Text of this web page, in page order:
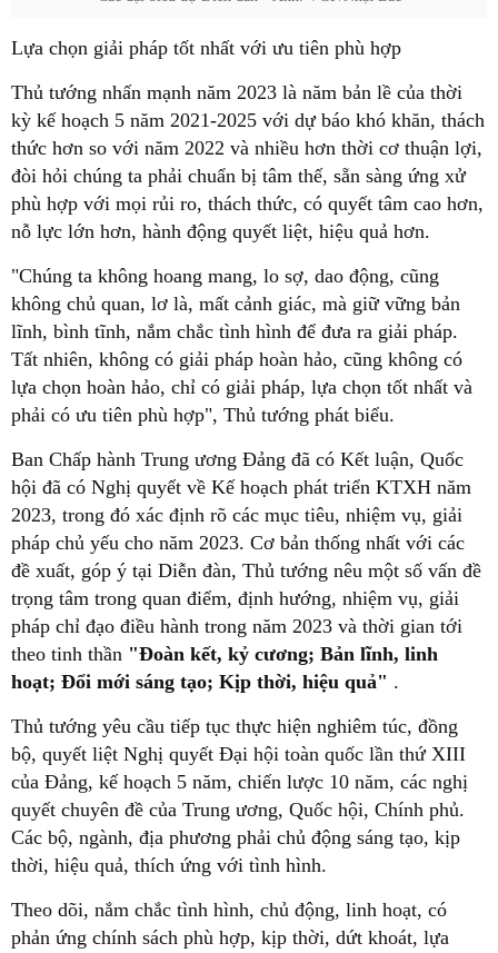
Lựa chọn giải pháp tốt nhất với ưu tiên phù hợp
Thủ tướng nhấn mạnh năm 2023 là năm bản lề của thời
kỳ kế hoạch 5 năm 2021-2025 với dự báo khó khăn, thách
thức hơn so với năm 2022 và nhiều hơn thời cơ thuận lợi,
đòi hỏi chúng ta phải chuẩn bị tâm thế, sẵn sàng ứng xử
phù hợp với mọi rủi ro, thách thức, có quyết tâm cao hơn,
nỗ lực lớn hơn, hành động quyết liệt, hiệu quả hơn.
"Chúng ta không hoang mang, lo sợ, dao động, cũng
không chủ quan, lơ là, mất cảnh giác, mà giữ vững bản
lĩnh, bình tĩnh, nắm chắc tình hình để đưa ra giải pháp.
Tất nhiên, không có giải pháp hoàn hảo, cũng không có
lựa chọn hoàn hảo, chỉ có giải pháp, lựa chọn tốt nhất và
phải có ưu tiên phù hợp", Thủ tướng phát biểu.
Ban Chấp hành Trung ương Đảng đã có Kết luận, Quốc
hội đã có Nghị quyết về Kế hoạch phát triển KTXH năm
2023, trong đó xác định rõ các mục tiêu, nhiệm vụ, giải
pháp chủ yếu cho năm 2023. Cơ bản thống nhất với các
đề xuất, góp ý tại Diễn đàn, Thủ tướng nêu một số vấn đề
trọng tâm trong quan điểm, định hướng, nhiệm vụ, giải
pháp chỉ đạo điều hành trong năm 2023 và thời gian tới
theo tinh thần "Đoàn kết, kỷ cương; Bản lĩnh, linh
hoạt; Đổi mới sáng tạo; Kịp thời, hiệu quả" .
Thủ tướng yêu cầu tiếp tục thực hiện nghiêm túc, đồng
bộ, quyết liệt Nghị quyết Đại hội toàn quốc lần thứ XIII
của Đảng, kế hoạch 5 năm, chiến lược 10 năm, các nghị
quyết chuyên đề của Trung ương, Quốc hội, Chính phủ.
Các bộ, ngành, địa phương phải chủ động sáng tạo, kịp
thời, hiệu quả, thích ứng với tình hình.
Theo dõi, nắm chắc tình hình, chủ động, linh hoạt, có
phản ứng chính sách phù hợp, kịp thời, dứt khoát, lựa